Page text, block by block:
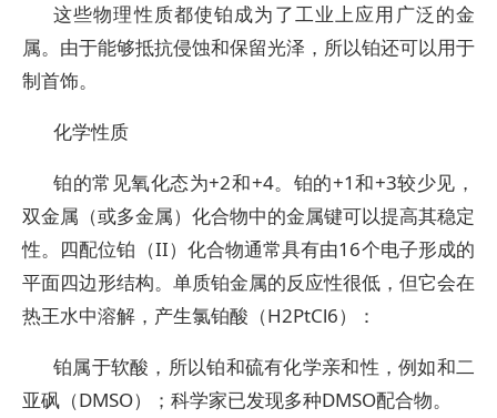
这些物理性质都使铂成为了工业上应用广泛的金
属。由于能够抵抗侵蚀和保留光泽，所以铂还可以用于
制首饰。
化学性质
铂的常见氧化态为+2和+4。铂的+1和+3较少见，
双金属（或多金属）化合物中的金属键可以提高其稳定
性。四配位铂（II）化合物通常具有由16个电子形成的
平面四边形结构。单质铂金属的反应性很低，但它会在
热王水中溶解，产生氯铂酸（H2PtCl6）：
铂属于软酸，所以铂和硫有化学亲和性，例如和二
亚砜（DMSO）；科学家已发现多种DMSO配合物。